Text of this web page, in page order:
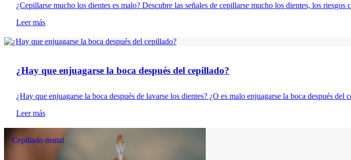
¿Cepillarse mucho los dientes es malo? Descubre las señales de cepillarse mucho los dientes, los
Leer más
¿Hay que enjuagarse la boca después del cepillado?
¿Hay que enjuagarse la boca después de lavarse los dientes? ¿O es malo enjuagarse la boca después
Leer más
Cepillado dental